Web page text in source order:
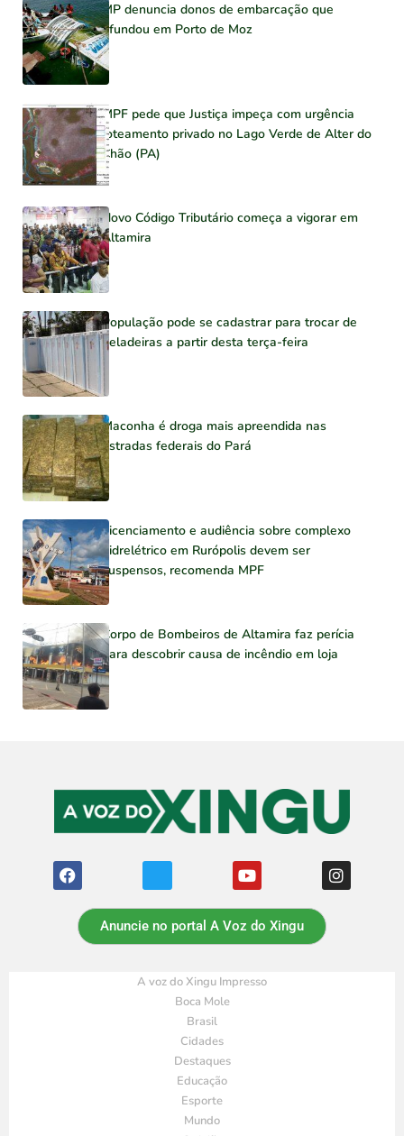
MP denuncia donos de embarcação que
afundou em Porto de Moz
MPF pede que Justiça impeça com urgência
loteamento privado no Lago Verde de Alter do
Chão (PA)
Novo Código Tributário começa a vigorar em
Altamira
População pode se cadastrar para trocar de
geladeiras a partir desta terça-feira
Maconha é droga mais apreendida nas
estradas federais do Pará
Licenciamento e audiência sobre complexo
hidrelétrico em Rurópolis devem ser
suspensos, recomenda MPF
Corpo de Bombeiros de Altamira faz perícia
para descobrir causa de incêndio em loja
Anuncie no portal A Voz do Xingu
A voz do Xingu Impresso
Boca Mole
Brasil
Cidades
Destaques
Educação
Esporte
Mundo